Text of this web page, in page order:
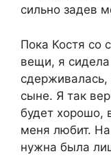
сильно задев
Пока Костя со
вещи, я
сдерживалась,
сыне. Я так
будет хорошо,
меня любит.
нужна была